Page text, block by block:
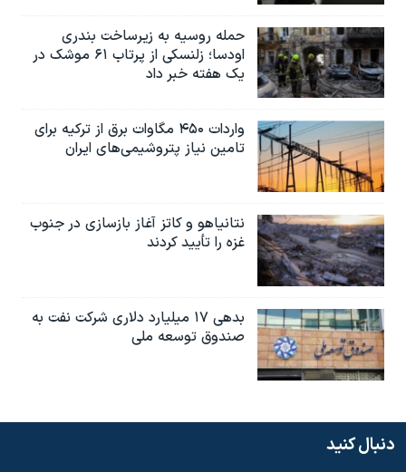
حمله روسیه به زیرساخت بندری
اودسا؛ زلنسکی از پرتاب ۶۱ موشک در
یک هفته خبر داد
واردات ۴۵۰ مگاوات برق از ترکیه برای
تامین نیاز پتروشیمی‌های ایران
نتانیاهو و کاتز آغاز بازسازی در جنوب
غزه را تأیید کردند
بدهی ۱۷ میلیارد دلاری شرکت نفت به
صندوق توسعه ملی
دنبال کنید